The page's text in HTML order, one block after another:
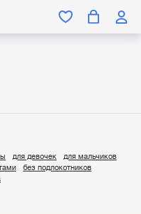
для девочек
для мальчиков
без подлокотников